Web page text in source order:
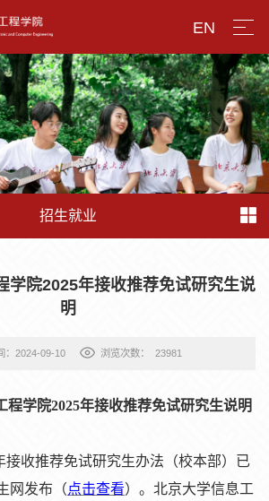
EN
招生就业
学院2025年接收推荐免试研究生说
明
：2024-09-10 浏览次数： 23981
程学院2025年接收推荐免试研究生说明
接收推荐免试研究生办法（校本部）已
网 发布（点击查看） 。 北京大学信息工